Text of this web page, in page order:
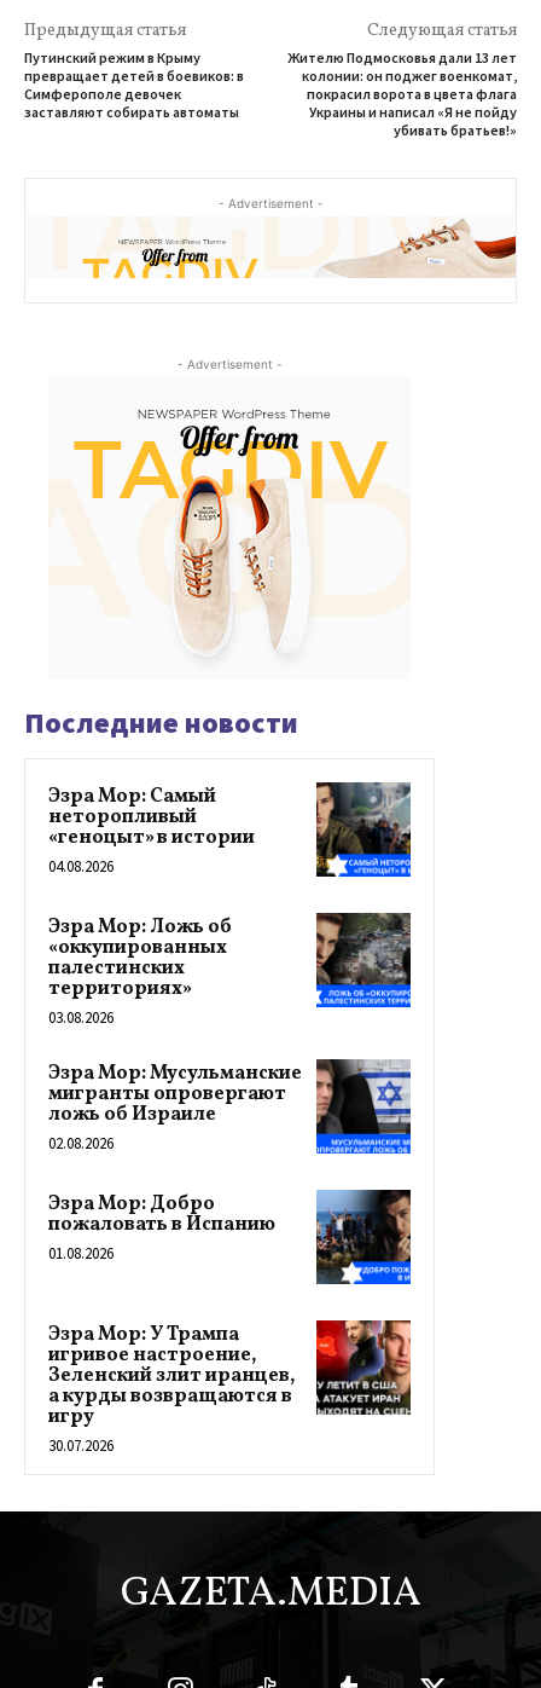
Предыдущая статья
Путинский режим в Крыму
превращает детей в боевиков: в
Симферополе девочек
заставляют собирать автоматы
Следующая статья
Жителю Подмосковья дали 13 лет
колонии: он поджег военкомат,
покрасил ворота в цвета флага
Украины и написал «Я не пойду
убивать братьев!»
- Advertisement -
- Advertisement -
Последние новости
Эзра Мор: Самый
неторопливый
«геноцыт» в истории
04.08.2026
Эзра Мор: Ложь об
«оккупированных
палестинских
территориях»
03.08.2026
Эзра Мор: Мусульманские
мигранты опровергают
ложь об Израиле
02.08.2026
Эзра Мор: Добро
пожаловать в Испанию
01.08.2026
Эзра Мор: У Трампа
игривое настроение,
Зеленский злит иранцев,
а курды возвращаются в
игру
30.07.2026
GAZETA.MEDIA